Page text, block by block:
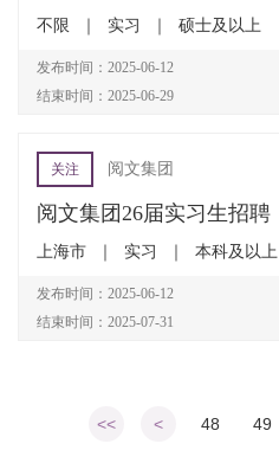
不限 实习 硕士及以上
发布时间：2025-06-12
结束时间：2025-06-29
关注 阅文集团
阅文集团26届实习生招聘
上海市 实习 本科及以上
发布时间：2025-06-12
结束时间：2025-07-31
<< < 48 49